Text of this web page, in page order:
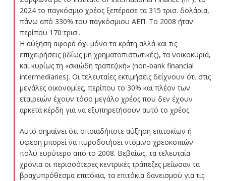
2024 το παγκόσμιο χρέος ξεπέρασε τα 315 τρισ. δολάρια,
πάνω από 330% του παγκόσμιου ΑΕΠ. Το 2008 ήταν
περίπου 170 τρισ..
Η αύξηση αφορά όχι μόνο τα κράτη αλλά και τις
επιχειρήσεις (ιδίως μη χρηματοπιστωτικές), τα νοικοκυριά,
και κυρίως τη «σκιώδη τραπεζική» (non-bank financial
intermediaries). Οι τελευταίες εκτιμήσεις δείχνουν ότι στις
μεγάλες οικονομίες, περίπου το 30% και πλέον των
εταιρειών έχουν τόσο μεγάλο χρέος που δεν έχουν
αρκετά κέρδη για να εξυπηρετήσουν αυτό το χρέος.
Αυτό σημαίνει ότι οποιαδήποτε αύξηση επιτοκίων ή
ύφεση μπορεί να πυροδοτήσει ντόμινο χρεοκοπιών
πολύ ευρύτερο από το 2008. Βεβαίως, τα τελευταία
χρόνια οι περισσότερες κεντρικές τράπεζες μείωσαν τα
βραχυπρόθεσμα επιτόκια, τα επιτόκια δανεισμού για τις